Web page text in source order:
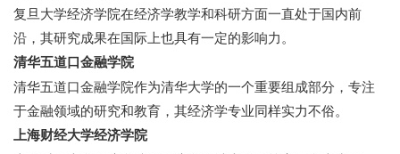
复旦大学经济学院在经济学教学和科研方面一直处于国内前
沿，其研究成果在国际上也具有一定的影响力。
清华五道口金融学院
清华五道口金融学院作为清华大学的一个重要组成部分，专注
于金融领域的研究和教育，其经济学专业同样实力不俗。
上海财经大学经济学院